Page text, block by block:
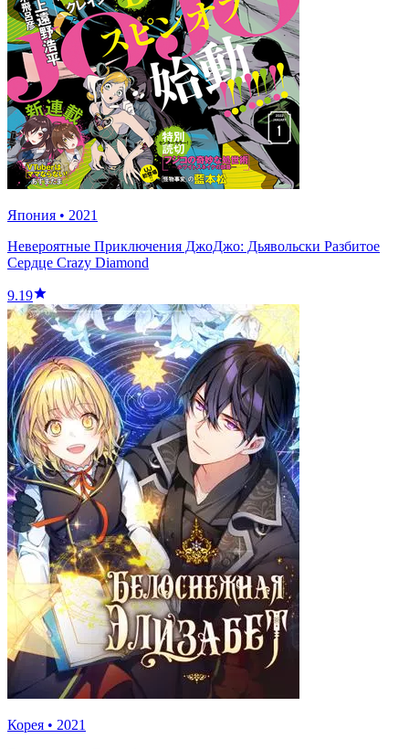
Япония • 2021
Невероятные Приключения ДжоДжо: Дьявольски Разбитое
Сердце Crazy Diamond
9.19
Корея • 2021